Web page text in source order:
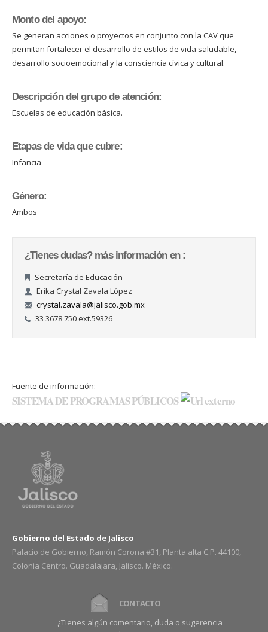
Monto del apoyo:
Se generan acciones o proyectos en conjunto con la CAV que
permitan fortalecer el desarrollo de estilos de vida saludable,
desarrollo socioemocional y la consciencia cívica y cultural.
Descripción del grupo de atención:
Escuelas de educación básica.
Etapas de vida que cubre:
Infancia
Género:
Ambos
¿Tienes dudas? más información en :
Secretaría de Educación
Erika Crystal Zavala López
crystal.zavala@jalisco.gob.mx
33 3678 750 ext.59326
Fuente de información:
SISTEMA DE PROGRAMAS PÚBLICOS
Gobierno del Estado de Jalisco
Palacio de Gobierno, Ramón Corona #31, Planta alta C.P. 44100,
Colonia Centro. Guadalajara, Jalisco. México.
CONTACTO
¿Tienes algún comentario, duda o sugerencia